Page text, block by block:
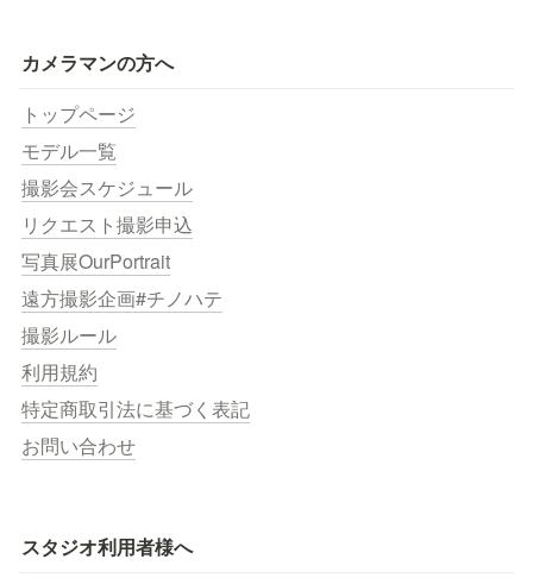
カメラマンの方へ
トップページ
モデル一覧
撮影会スケジュール
リクエスト撮影申込
写真展OurPortrait
遠方撮影企画#チノハテ
撮影ルール
利用規約
特定商取引法に基づく表記
お問い合わせ
スタジオ利用者様へ